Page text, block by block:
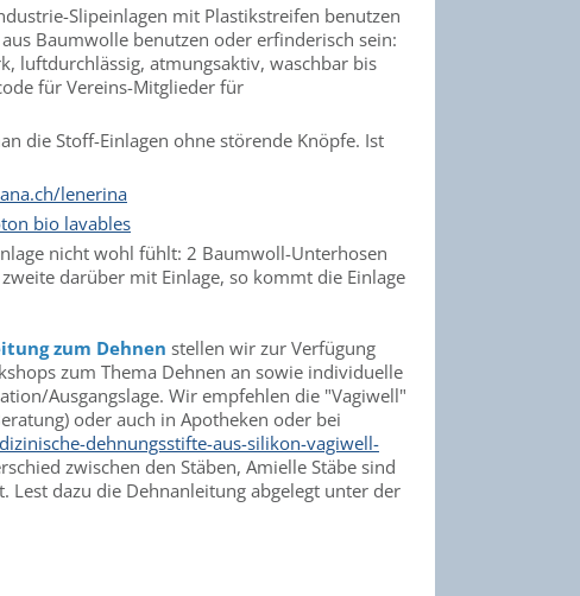
Slipeinlagen mit Plastikstreifen benutzen
Baumwolle benutzen oder erfinderisch sein:
luftdurchlässig, atmungsaktiv, waschbar bis
für Vereins-Mitglieder für
die Stoff-Einlagen ohne störende Knöpfe. Ist
lenerina
bio lavables
nicht wohl fühlt: 2 Baumwoll-Unterhosen
darüber mit Einlage, so kommt die Einlage
zum Dehnen stellen wir zur Verfügung
zum Thema Dehnen an sowie individuelle
Ausgangslage. Wir empfehlen die "Vagiwell"
oder auch in Apotheken oder bei
dehnungsstifte-aus-silikon-vagiwell-
zwischen den Stäben, Amielle Stäbe sind
Lest dazu die Dehnanleitung abgelegt unter der